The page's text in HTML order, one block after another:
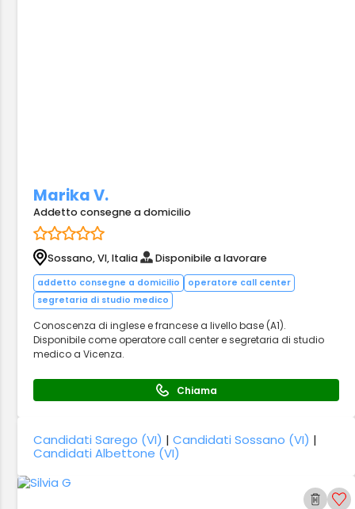
Marika V.
Addetto consegne a domicilio
Sossano, VI, Italia Disponibile a lavorare
addetto consegne a domicilio
operatore call center
segretaria di studio medico
Conoscenza di inglese e francese a livello base (A1).
Disponibile come operatore call center e segretaria di studio
medico a Vicenza.
Chiama
Candidati Sarego (VI) |Candidati Sossano (VI) |
Candidati Albettone (VI)